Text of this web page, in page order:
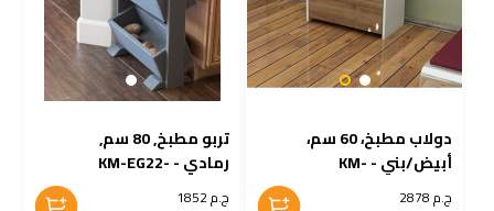
دولاب مطبخ، 60 سم،
أبيض/بني - KM-
EG28-606ج.م 2878
تربو مطبخ, 80 سم,
رمادي - KM-EG22-
111ج.م 1852